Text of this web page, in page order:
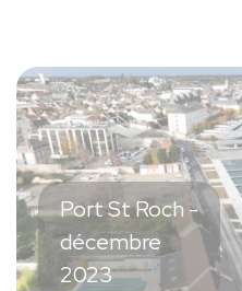
Port St Roch -
décembre
2023